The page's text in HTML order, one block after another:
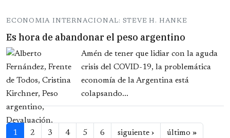
ECONOMIA INTERNACIONAL: STEVE H. HANKE
Es hora de abandonar el peso argentino
Amén de tener que lidiar con la aguda
crisis del COVID-19, la problemática
economía de la Argentina está
colapsando...
Paginación
1 2 3 4 5 6 siguiente ›Siguiente página
último »Última